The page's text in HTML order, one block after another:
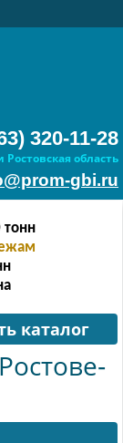
320-11-28
Ростовская область
gbi.ru
тонн
каталог